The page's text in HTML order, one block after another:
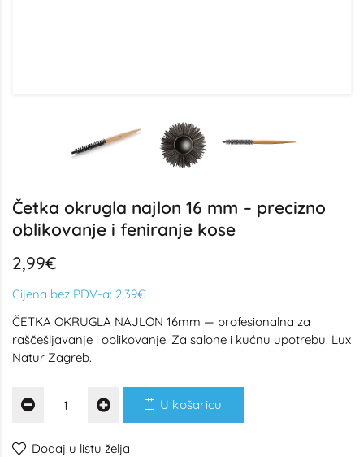
Četka okrugla najlon 16 mm – precizno
oblikovanje i feniranje kose
2,99€
Cijena bez PDV-a: 2,39€
ČETKA OKRUGLA NAJLON 16mm — profesionalna za
raščešljavanje i oblikovanje. Za salone i kućnu upotrebu. Lux
Natur Zagreb.
U košaricu
Dodaj u listu želja